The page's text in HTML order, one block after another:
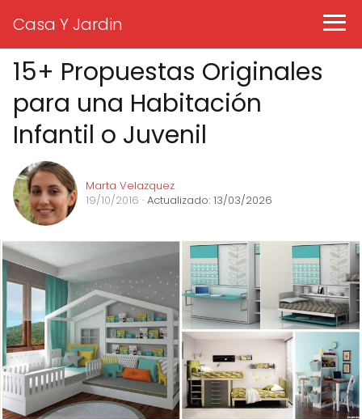
Casa Y Jardin
15+ Propuestas Originales
para una Habitación
Infantil o Juvenil
Marta Velazquez
19/10/2016 · Actualizado: 13/03/2026